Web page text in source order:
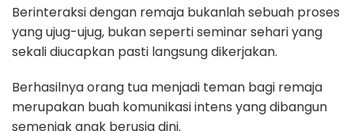
Berinteraksi dengan remaja bukanlah sebuah proses
yang ujug-ujug, bukan seperti seminar sehari yang
sekali diucapkan pasti langsung dikerjakan.
Berhasilnya orang tua menjadi teman bagi remaja
merupakan buah komunikasi intens yang dibangun
semenjak anak berusia dini.